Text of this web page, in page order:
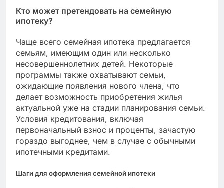
Кто может претендовать на семейную
ипотеку?
Чаще всего семейная ипотека предлагается
семьям, имеющим один или несколько
несовершеннолетних детей. Некоторые
программы также охватывают семьи,
ожидающие появления нового члена, что
делает возможность приобретения жилья
актуальной уже на стадии планирования семьи.
Условия кредитования, включая
первоначальный взнос и проценты, зачастую
гораздо выгоднее, чем в случае с обычными
ипотечными кредитами.
Шаги для оформления семейной ипотеки